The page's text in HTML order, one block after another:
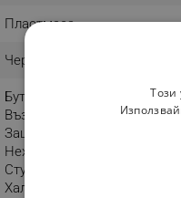
Пластмаса
Черен
Бутон За Охлаждане
Въздушен Концентратор
Защита От Прегряване
Нехлъзгаща Се Дръжка
Студен Въздух
Халка За Удобно Съхранение
Този